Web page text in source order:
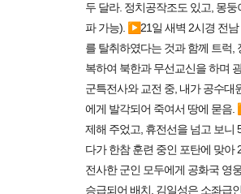
두 달라. 정치공작조도 있고, 몽
파 가능). ▶21일 새벽 2시경 전남
를 탈취하였다는 것과 함께 트럭
복하여 북한과 무선교신을 하며
군특전사와 교전 중, 내가 공수대
에게 발각되어 죽여서 땅에 묻음
제해 주었고, 휴전선을 넘고 보
다가 한참 훈련 중인 포탄에 맞
전사한 군인 모두에게 공화국 영
승급되어 배치. 김일성은 소좌급